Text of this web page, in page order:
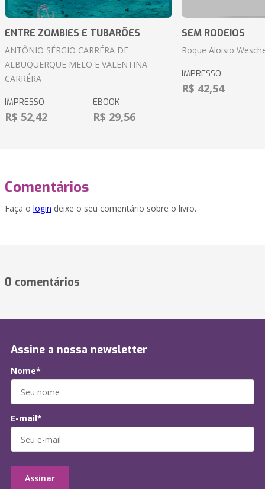
ENTRE ZOMBIES E TUBARÕES
ANTÔNIO SÉRGIO CARRÉRA DE
ALBUQUERQUE MELO E VALENTINA
CARRÉRA
IMPRESSO
R$ 52,42
EBOOK
R$ 29,56
SEM RODEIOS
Roque Aloisio
IMPRESSO
R$ 42,54
Comentários
Faça o login deixe o seu comentário sobre o livro.
0 comentários
Assine a nossa newsletter
Nome*
E-mail*
Assinar